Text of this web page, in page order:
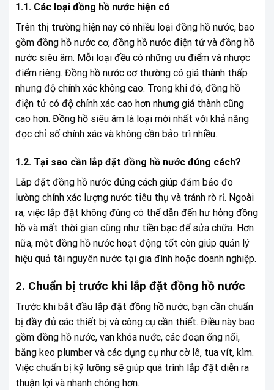
1.1. Các loại đồng hồ nước hiện có
Trên thị trường hiện nay có nhiều loại đồng hồ nước, bao
gồm đồng hồ nước cơ, đồng hồ nước điện tử và đồng hồ
nước siêu âm. Mỗi loại đều có những ưu điểm và nhược
điểm riêng. Đồng hồ nước cơ thường có giá thành thấp
nhưng độ chính xác không cao. Trong khi đó, đồng hồ
điện tử có độ chính xác cao hơn nhưng giá thành cũng
cao hơn. Đồng hồ siêu âm là loại mới nhất với khả năng
đọc chỉ số chính xác và không cần bảo trì nhiều.
1.2. Tại sao cần lắp đặt đồng hồ nước đúng cách?
Lắp đặt đồng hồ nước đúng cách giúp đảm bảo đo
lường chính xác lượng nước tiêu thụ và tránh rò rỉ. Ngoài
ra, việc lắp đặt không đúng có thể dẫn đến hư hỏng đồng
hồ và mất thời gian cũng như tiền bạc để sửa chữa. Hơn
nữa, một đồng hồ nước hoạt động tốt còn giúp quản lý
hiệu quả tài nguyên nước tại gia đình hoặc doanh nghiệp.
2. Chuẩn bị trước khi lắp đặt đồng hồ nước
Trước khi bắt đầu lắp đặt đồng hồ nước, bạn cần chuẩn
bị đầy đủ các thiết bị và công cụ cần thiết. Điều này bao
gồm đồng hồ nước, van khóa nước, các đoạn ống nối,
băng keo plumber và các dụng cụ như cờ lê, tua vít, kìm.
Việc chuẩn bị kỹ lưỡng sẽ giúp quá trình lắp đặt diễn ra
thuận lợi và nhanh chóng hơn.